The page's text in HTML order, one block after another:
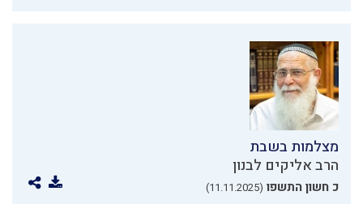
מצלמות בשבת
הרב אליקים לבנון
כ חשון התשפו (11.11.2025)